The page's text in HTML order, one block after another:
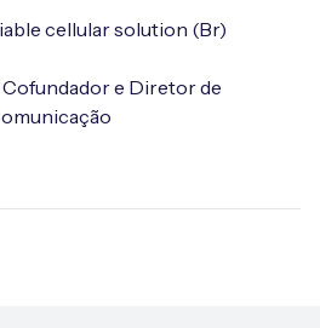
cellular solution (Br)
Cofundador e Diretor de